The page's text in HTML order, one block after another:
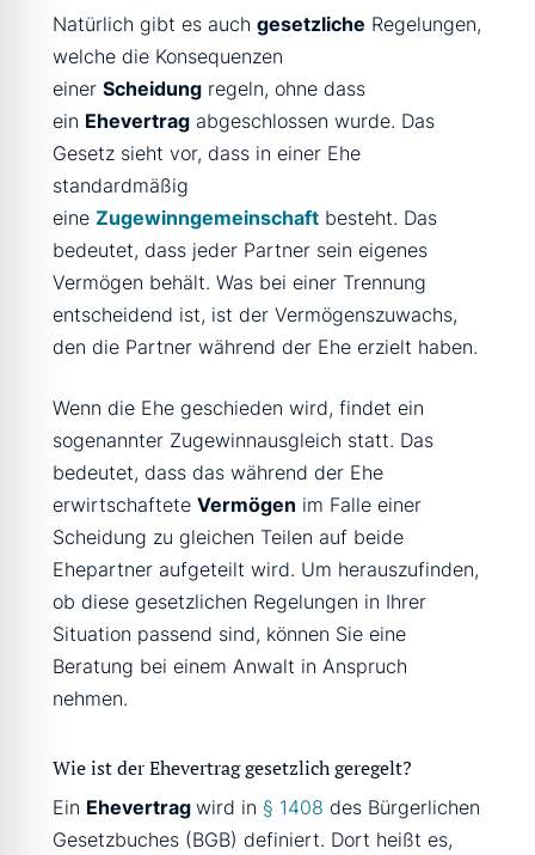
Natürlich gibt es auchgesetzliche Regelungen,
welche die Konsequenzen
einerScheidung regeln, ohne dass
ein Ehevertrag abgeschlossen wurde. Das
Gesetz sieht vor, dass in einer Ehe
standardmäßig
eineZugewinngemeinschaft besteht. Das
bedeutet, dass jeder Partner sein eigenes
Vermögen behält. Was bei einer Trennung
entscheidend ist, ist der Vermögenszuwachs,
den die Partner während der Ehe erzielt haben.
Wenn die Ehe geschieden wird, findet ein
sogenannter Zugewinnausgleich statt. Das
bedeutet, dass das während der Ehe
erwirtschafteteVermögen im Falle einer
Scheidung zu gleichen Teilen auf beide
Ehepartner aufgeteilt wird. Um herauszufinden,
ob diese gesetzlichen Regelungen in Ihrer
Situation passend sind, können Sie eine
Beratung bei einem Anwalt in Anspruch
nehmen.
Wie ist der Ehevertrag gesetzlich geregelt?
Ein Ehevertragwird in § 1408 des Bürgerlichen
Gesetzbuches (BGB) definiert. Dort heißt es,